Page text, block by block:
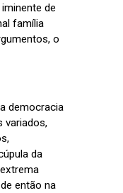
de
família
o
democracia
variados,
da
então na